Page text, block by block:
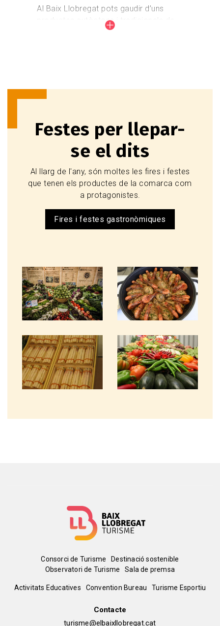
Al Baix Llobregat pots gaudir d’uns
productes autòctons i tradicionals de
merescuda reputació i prestigi.
Coneix els productes autòctons
Festes per llepar-
se el dits
Al llarg de l'any, són moltes les fires i festes
que tenen els productes de la comarca com
a protagonistes.
Fires i festes gastronòmiques
Imagen Imagen
Imagen Imagen
Menú
del
Consorci de Turisme
Destinació sostenible
Observatori de Turisme
Sala de premsa
Peu
Activitats Educatives Convention Bureau Turisme Esportiu
Contacte
turisme@elbaixllobregat.cat